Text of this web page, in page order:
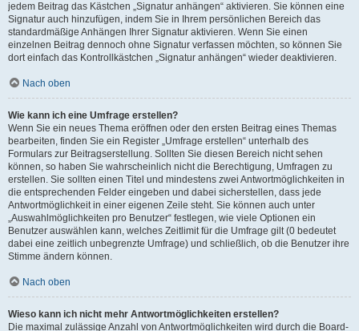
jedem Beitrag das Kästchen „Signatur anhängen“ aktivieren. Sie können eine
Signatur auch hinzufügen, indem Sie in Ihrem persönlichen Bereich das
standardmäßige Anhängen Ihrer Signatur aktivieren. Wenn Sie einen
einzelnen Beitrag dennoch ohne Signatur verfassen möchten, so können Sie
dort einfach das Kontrollkästchen „Signatur anhängen“ wieder deaktivieren.
Nach oben
Wie kann ich eine Umfrage erstellen?
Wenn Sie ein neues Thema eröffnen oder den ersten Beitrag eines Themas
bearbeiten, finden Sie ein Register „Umfrage erstellen“ unterhalb des
Formulars zur Beitragserstellung. Sollten Sie diesen Bereich nicht sehen
können, so haben Sie wahrscheinlich nicht die Berechtigung, Umfragen zu
erstellen. Sie sollten einen Titel und mindestens zwei Antwortmöglichkeiten in
die entsprechenden Felder eingeben und dabei sicherstellen, dass jede
Antwortmöglichkeit in einer eigenen Zeile steht. Sie können auch unter
„Auswahlmöglichkeiten pro Benutzer“ festlegen, wie viele Optionen ein
Benutzer auswählen kann, welches Zeitlimit für die Umfrage gilt (0 bedeutet
dabei eine zeitlich unbegrenzte Umfrage) und schließlich, ob die Benutzer ihre
Stimme ändern können.
Nach oben
Wieso kann ich nicht mehr Antwortmöglichkeiten erstellen?
Die maximal zulässige Anzahl von Antwortmöglichkeiten wird durch die Board-